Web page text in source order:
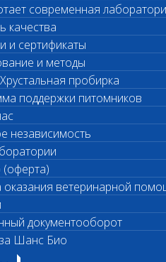
БИО
лаборатория
современная
качества
и сертификаты
и методы
пробирка
поддержки питомников
независимость
оказания ветеринарной
документооборот
Шанс Био